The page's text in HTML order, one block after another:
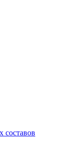
составов